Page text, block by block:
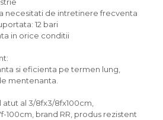
necesitati de intretinere frecventa
12 bari
in orice conditii
si eficienta pe termen lung,
mentenanta.
al 3/8fx3/8fx100cm,
100cm, brand RR, produs rezistent